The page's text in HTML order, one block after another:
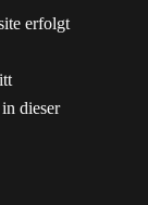
erfolgt
dieser